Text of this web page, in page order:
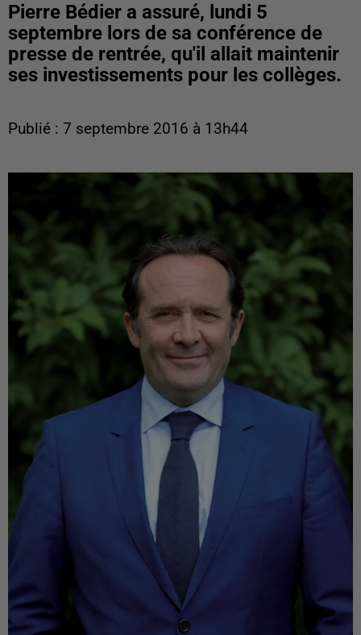
Pierre Bédier a assuré, lundi 5
septembre lors de sa conférence de
presse de rentrée, qu'il allait maintenir
ses investissements pour les collèges.
Publié : 7 septembre 2016 à 13h44